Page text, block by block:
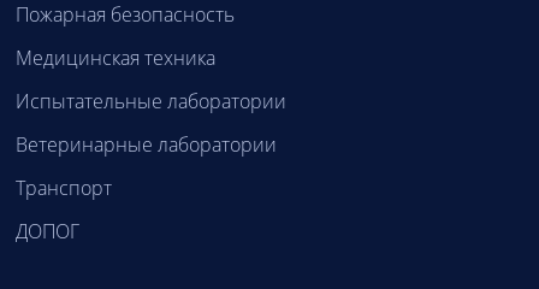
Пожарная безопасность
Медицинская техника
Испытательные лаборатории
Ветеринарные лаборатории
Транспорт
ДОПОГ